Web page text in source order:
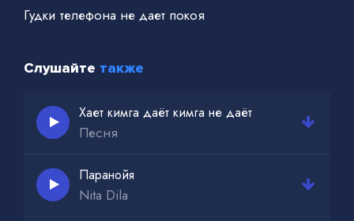
Гудки телефона не дает покоя
Слушайте также
Хает кимга даёт кимга не даёт
Песня
Паранойя
Nita Dila